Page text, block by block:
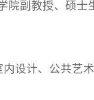
院副教授、硕士
设计、公共艺术